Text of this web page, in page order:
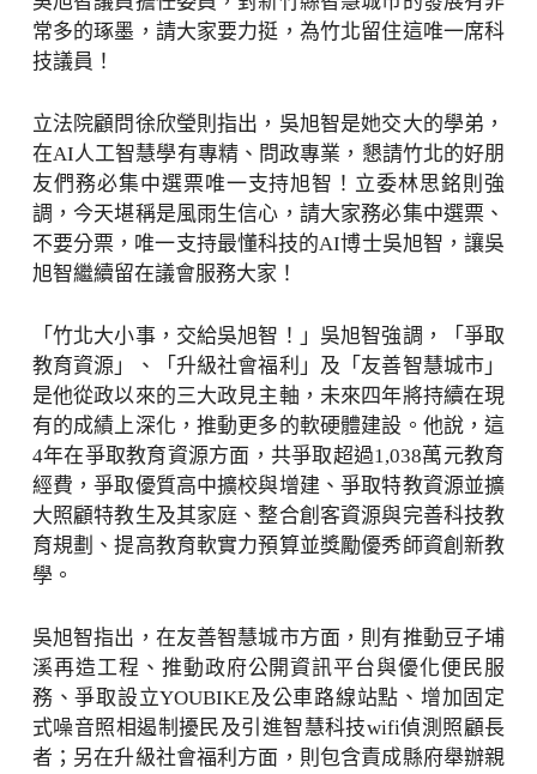
常多的琢墨，請大家要力挺，為竹北留住這唯一席科
技議員！
立法院顧問徐欣瑩則指出，吳旭智是她交大的學弟，
在AI人工智慧學有專精、問政專業，懇請竹北的好朋
友們務必集中選票唯一支持旭智！立委林思銘則強
調，今天堪稱是風雨生信心，請大家務必集中選票、
不要分票，唯一支持最懂科技的AI博士吳旭智，讓吳
旭智繼續留在議會服務大家！
「竹北大小事，交給吳旭智！」吳旭智強調，「爭取
教育資源」、「升級社會福利」及「友善智慧城市」
是他從政以來的三大政見主軸，未來四年將持續在現
有的成績上深化，推動更多的軟硬體建設。他說，這
4年在爭取教育資源方面，共爭取超過1,038萬元教育
經費，爭取優質高中擴校與增建、爭取特教資源並擴
大照顧特教生及其家庭、整合創客資源與完善科技教
育規劃、提高教育軟實力預算並獎勵優秀師資創新教
學。
吳旭智指出，在友善智慧城市方面，則有推動豆子埔
溪再造工程、推動政府公開資訊平台與優化便民服
務、爭取設立YOUBIKE及公車路線站點、增加固定
式噪音照相遏制擾民及引進智慧科技wifi偵測照顧長
者；另在升級社會福利方面，則包含責成縣府舉辦親